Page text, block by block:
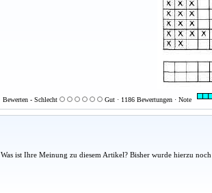
Bewerten - Schlecht Gut · 1186 Bewertungen · Note
Was ist Ihre Meinung zu diesem Artikel? Bisher wurde hierzu